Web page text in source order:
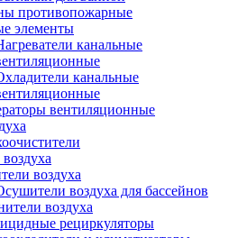
противопожарные
элементы
канальные
канальные
вентиляционные
воздуха
воздуха для бассейнов
воздуха
рециркуляторы